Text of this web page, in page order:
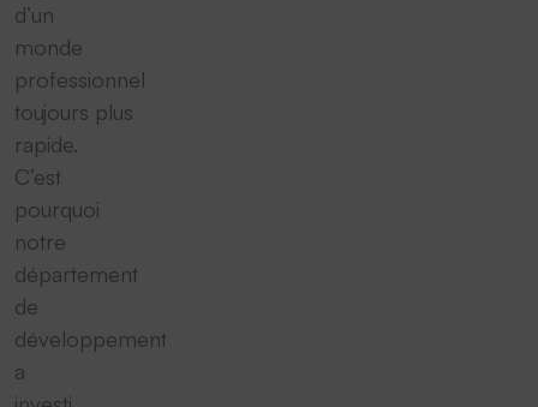
d’un
monde
professionnel
toujours plus
rapide.
C’est
pourquoi
notre
département
de
développement
a